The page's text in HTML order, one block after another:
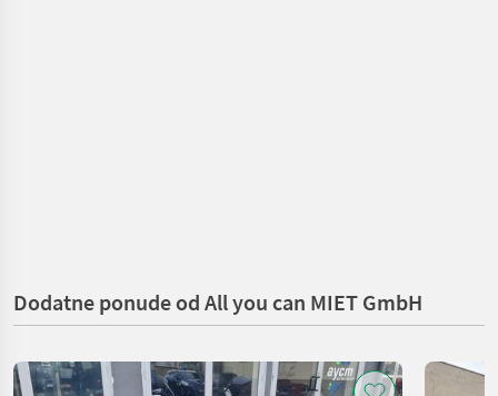
Dodatne ponude od All you can MIET GmbH